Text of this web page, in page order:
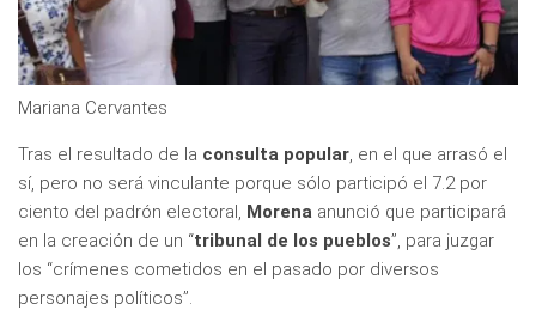
Mariana Cervantes
Tras el resultado de la consulta popular, en el que arrasó el
sí, pero no será vinculante porque sólo participó el 7.2 por
ciento del padrón electoral, Morena anunció que participará
en la creación de un “tribunal de los pueblos”, para juzgar
los “crímenes cometidos en el pasado por diversos
personajes políticos”.